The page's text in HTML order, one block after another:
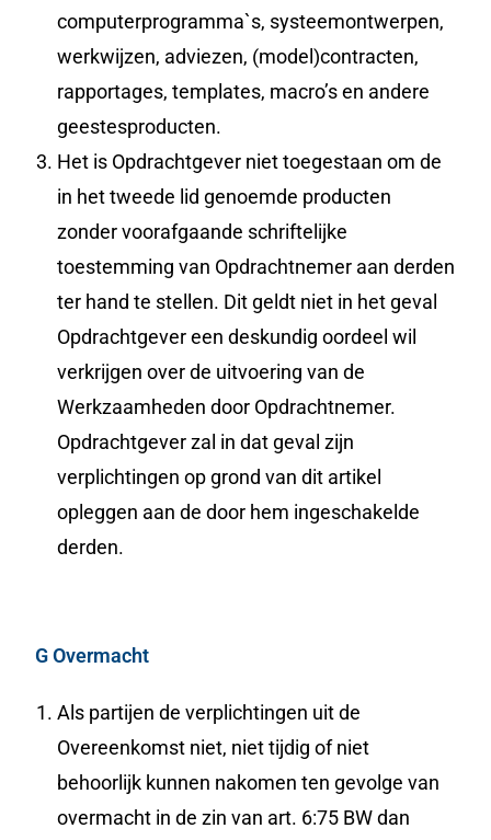
computerprogramma`s, systeemontwerpen,
werkwijzen, adviezen, (model)contracten,
rapportages, templates, macro’s en andere
geestesproducten.
Het is Opdrachtgever niet toegestaan om de
in het tweede lid genoemde producten
zonder voorafgaande schriftelijke
toestemming van Opdrachtnemer aan derden
ter hand te stellen. Dit geldt niet in het geval
Opdrachtgever een deskundig oordeel wil
verkrijgen over de uitvoering van de
Werkzaamheden door Opdrachtnemer.
Opdrachtgever zal in dat geval zijn
verplichtingen op grond van dit artikel
opleggen aan de door hem ingeschakelde
derden.
G Overmacht
Als partijen de verplichtingen uit de
Overeenkomst niet, niet tijdig of niet
behoorlijk kunnen nakomen ten gevolge van
overmacht in de zin van art. 6:75 BW dan